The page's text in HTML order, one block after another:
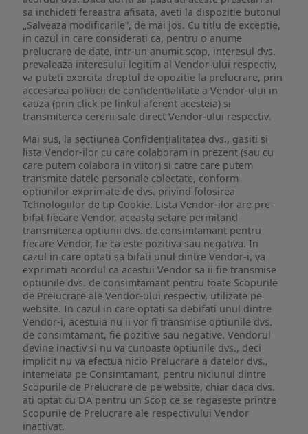
sa inchideti fereastra afisata, aveti la dispozitie butonul
„Salveaza modificarile”, de mai jos. Cu titlu de exceptie,
in cazul in care considerati ca, pentru o anume
prelucrare de date, intr-un anumit scop, interesul dvs.
prevaleaza interesului legitim al Vendor-ului respectiv,
va puteti exercita dreptul de opozitie la prelucrare, prin
accesarea politicii de confidentialitate a Vendor-ului in
cauza (prin click pe linkul aferent acesteia) si
transmiterea cererii sale direct Vendor-ului respectiv.
Mai sus, la sectiunea Confidențialitatea dvs., gasiti si
lista Vendor-ilor cu care colaboram in prezent (sau cu
care putem colabora in viitor) si catre care putem
transmite datele personale colectate, conform
optiunilor exprimate de dvs. privind folosirea
Tehnologiilor de tip Cookie. Lista Vendor-ilor are pre-
bifat fiecare Vendor, aceasta setare permitand
transmiterea optiunii dvs. de consimtamant pentru
fiecare Vendor, fie ca este pozitiva sau negativa. In
cazul in care optati sa bifati unul dintre Vendor-i, va
exprimati acordul ca acestui Vendor sa ii fie transmise
optiunile dvs. de consimtamant pentru toate Scopurile
de Prelucrare ale Vendor-ului respectiv, utilizate pe
website. In cazul in care optati sa debifati unul dintre
Vendor-i, acestuia nu ii vor fi transmise optiunile dvs.
de consimtamant, fie pozitive sau negative. Vendorul
devine inactiv si nu va cunoaste optiunile dvs., deci
implicit nu va efectua nicio Prelucrare a datelor dvs.,
intemeiata pe Consimtamant, pentru niciunul dintre
Scopurile de Prelucrare de pe website, chiar daca dvs.
ati optat cu DA pentru un Scop ce se regaseste printre
Scopurile de Prelucrare ale respectivului Vendor
inactivat.